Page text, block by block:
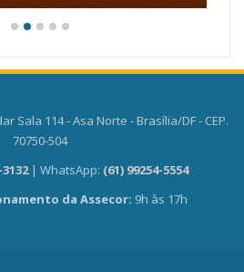
Sala 114 - Asa Norte - Brasília/DF - CEP.
70750-504
3132 | WhatsApp: (61) 99254-5554
da Assecor: 9h às 17h